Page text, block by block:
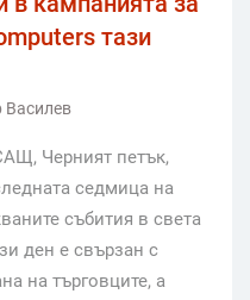
тази
Василев
Черният петък,
седмица на
събития в света
ден е свързан с
на търговците, а